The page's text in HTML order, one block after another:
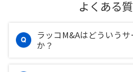
よくある
ラッコM&Aはどういう
か？